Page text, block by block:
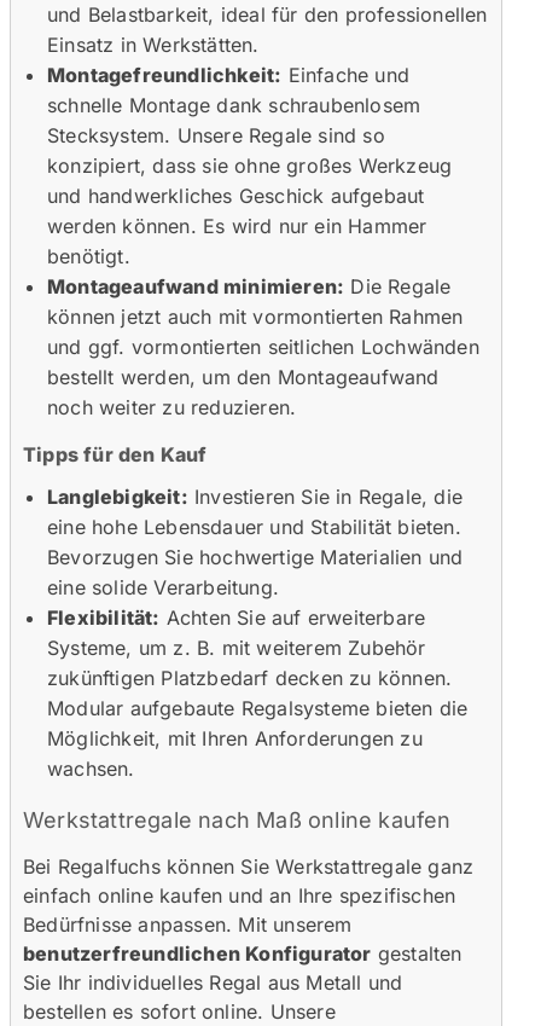
und Belastbarkeit, ideal für den professionellen
Einsatz in Werkstätten.
Montagefreundlichkeit: Einfache und
schnelle Montage dank schraubenlosem
Stecksystem. Unsere Regale sind so
konzipiert, dass sie ohne großes Werkzeug
und handwerkliches Geschick aufgebaut
werden können. Es wird nur ein Hammer
benötigt.
Montageaufwand minimieren: Die Regale
können jetzt auch mit vormontierten Rahmen
und ggf. vormontierten seitlichen Lochwänden
bestellt werden, um den Montageaufwand
noch weiter zu reduzieren.
Tipps für den Kauf
Langlebigkeit: Investieren Sie in Regale, die
eine hohe Lebensdauer und Stabilität bieten.
Bevorzugen Sie hochwertige Materialien und
eine solide Verarbeitung.
Flexibilität: Achten Sie auf erweiterbare
Systeme, um z. B. mit weiterem Zubehör
zukünftigen Platzbedarf decken zu können.
Modular aufgebaute Regalsysteme bieten die
Möglichkeit, mit Ihren Anforderungen zu
wachsen.
Werkstattregale nach Maß online kaufen
Bei Regalfuchs können Sie Werkstattregale ganz
einfach online kaufen und an Ihre spezifischen
Bedürfnisse anpassen. Mit unserem
benutzerfreundlichen Konfigurator gestalten
Sie Ihr individuelles Regal aus Metall und
bestellen es sofort online. Unsere